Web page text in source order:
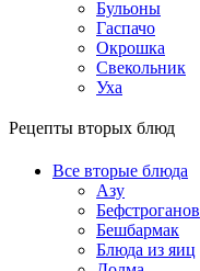
Бульоны
Гаспачо
Окрошка
Свекольник
Уха
Рецепты вторых блюд
Все вторые блюда
Азу
Бефстроганов
Бешбармак
Блюда из яиц